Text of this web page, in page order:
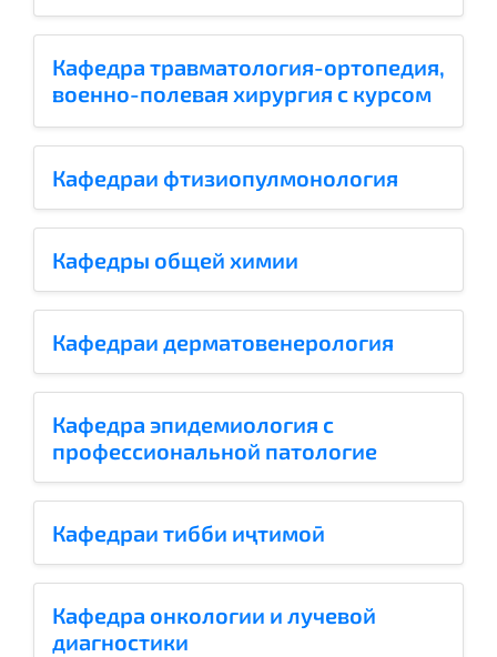
Кафедра травматология-ортопедия,
военно-полевая хирургия с курсом
урологии и анестезиологии
Кафедраи фтизиопулмонология
Кафедры общей химии
Кафедраи дерматовенерология
Кафедра эпидемиология с
профессиональной патологие
Кафедраи тибби иҷтимоӣ
Кафедра онкологии и лучевой
диагностики